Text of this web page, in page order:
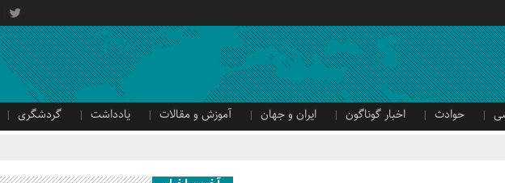
حوادث اخبار گوناگون ایران و جهان آموزش و مقالات یادداشت گردشگری